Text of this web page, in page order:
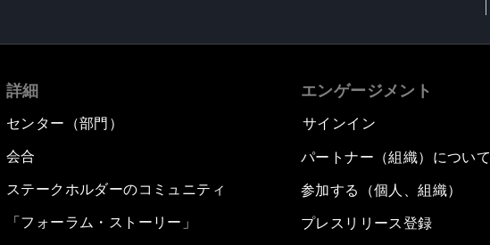
詳細
センター（部門）
会合
ステークホルダーのコミュニティ
「フォーラム・ストーリー」
エンゲージメント
サインイン
パートナー（組織）につい
参加する（個人、組織）
プレスリリース登録